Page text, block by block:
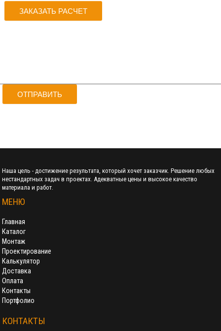
ЗАКАЗАТЬ РАСЧЕТ
ОТПРАВИТЬ
Наша цель - достижение результата, который хочет заказчик. Решение любых
нестандартных задач в проектах. Адекватные цены и высокое качество
материала и работ.
МЕНЮ
Главная
Каталог
Монтаж
Проектирование
Калькулятор
Доставка
Оплата
Контакты
Портфолио
КОНТАКТЫ